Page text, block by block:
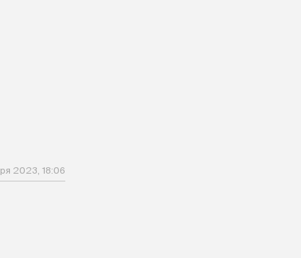
2023, 18:06